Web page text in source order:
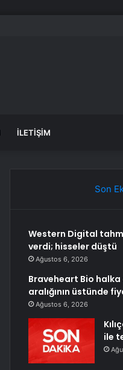
İLETIŞIM
Son
Western Digital
verdi; hisseler düştü
Ağustos 6, 2026
Braveheart Bio halka
aralığının üstünde
Ağustos 6, 2026
ile